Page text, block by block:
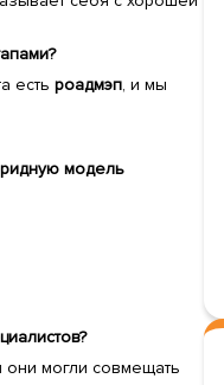
естьроадмэп, и мы
модель
могли совмещать